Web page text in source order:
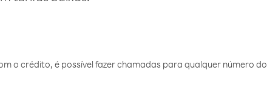
o crédito, é possível fazer chamadas para qualquer número do